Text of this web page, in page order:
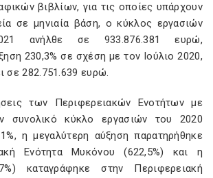
βιβλίων, για τις οποίες υπάρχουν
σε μηνιαία βάση, ο κύκλος εργασιών
ανήλθε σε 933.876.381 ευρώ,
230,3% σε σχέση με τον Ιούλιο 2020,
σε 282.751.639 ευρώ.
των Περιφερειακών Ενοτήτων με
συνολικό κύκλο εργασιών του 2020
η μεγαλύτερη αύξηση παρατηρήθηκε
Ενότητα Μυκόνου (622,5%) και η
καταγράφηκε στην Περιφερειακή